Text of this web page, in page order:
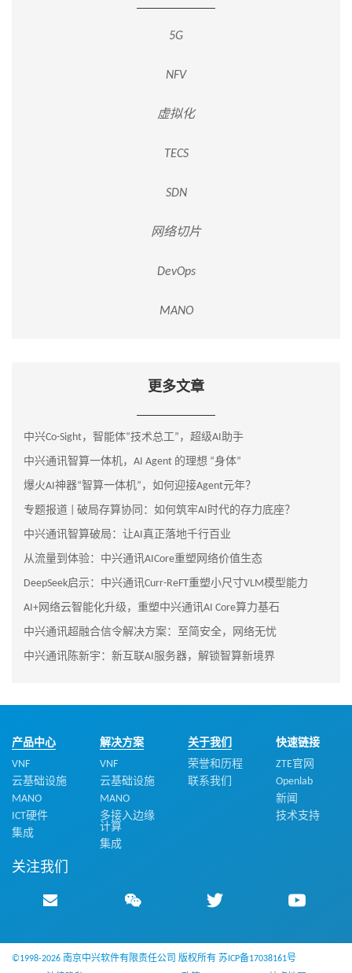
5G
NFV
虚拟化
TECS
SDN
网络切片
DevOps
MANO
更多文章
中兴Co-Sight，智能体“技术总工”，超级AI助手
中兴通讯智算一体机，AI Agent 的理想 “身体”
爆火AI神器“智算一体机”，如何迎接Agent元年？
专题报道 | 破局存算协同：如何筑牢AI时代的存力底座？
中兴通讯智算破局：让AI真正落地千行百业
从流量到体验：中兴通讯AICore重塑网络价值生态
DeepSeek启示：中兴通讯Curr-ReFT重塑小尺寸VLM模型能力
AI+网络云智能化升级，重塑中兴通讯AI Core算力基石
中兴通讯超融合信令解决方案：至简安全，网络无忧
中兴通讯陈新宇：新互联AI服务器，解锁智算新境界
产品中心
VNF
云基础设施
MANO
ICT硬件
集成
解决方案
VNF
云基础设施
MANO
多接入边缘
计算
集成
关于我们
荣誉和历程
联系我们
快速链接
ZTE官网
Openlab
新闻
技术支持
关注我们
©1998-2026 南京中兴软件有限责任公司 版权所有 苏ICP备17038161号